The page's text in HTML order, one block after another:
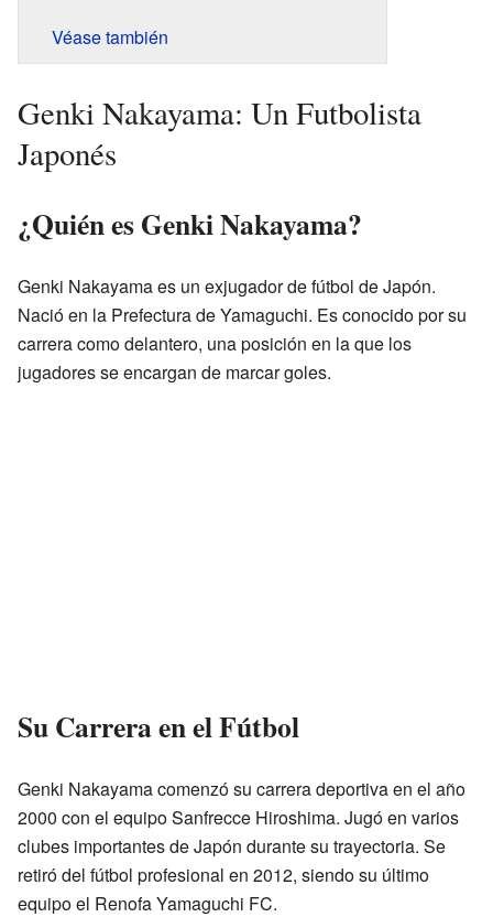
Véase también
Genki Nakayama: Un Futbolista
Japonés
¿Quién es Genki Nakayama?
Genki Nakayama es un exjugador de fútbol de Japón.
Nació en la Prefectura de Yamaguchi. Es conocido por su
carrera como delantero, una posición en la que los
jugadores se encargan de marcar goles.
Su Carrera en el Fútbol
Genki Nakayama comenzó su carrera deportiva en el año
2000 con el equipo Sanfrecce Hiroshima. Jugó en varios
clubes importantes de Japón durante su trayectoria. Se
retiró del fútbol profesional en 2012, siendo su último
equipo el Renofa Yamaguchi FC.